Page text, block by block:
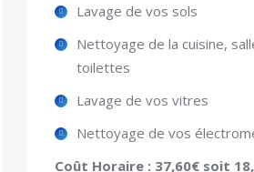
Lavage de vos sols
Nettoyage de la cuisine,
toilettes
Lavage de vos vitres
Nettoyage de vos
Coût Horaire : 37,60€ soit